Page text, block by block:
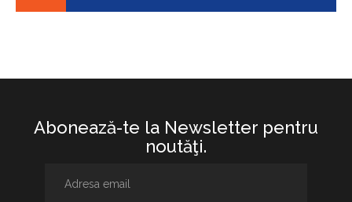
Abonează-te la Newsletter pentru
noutăţi.